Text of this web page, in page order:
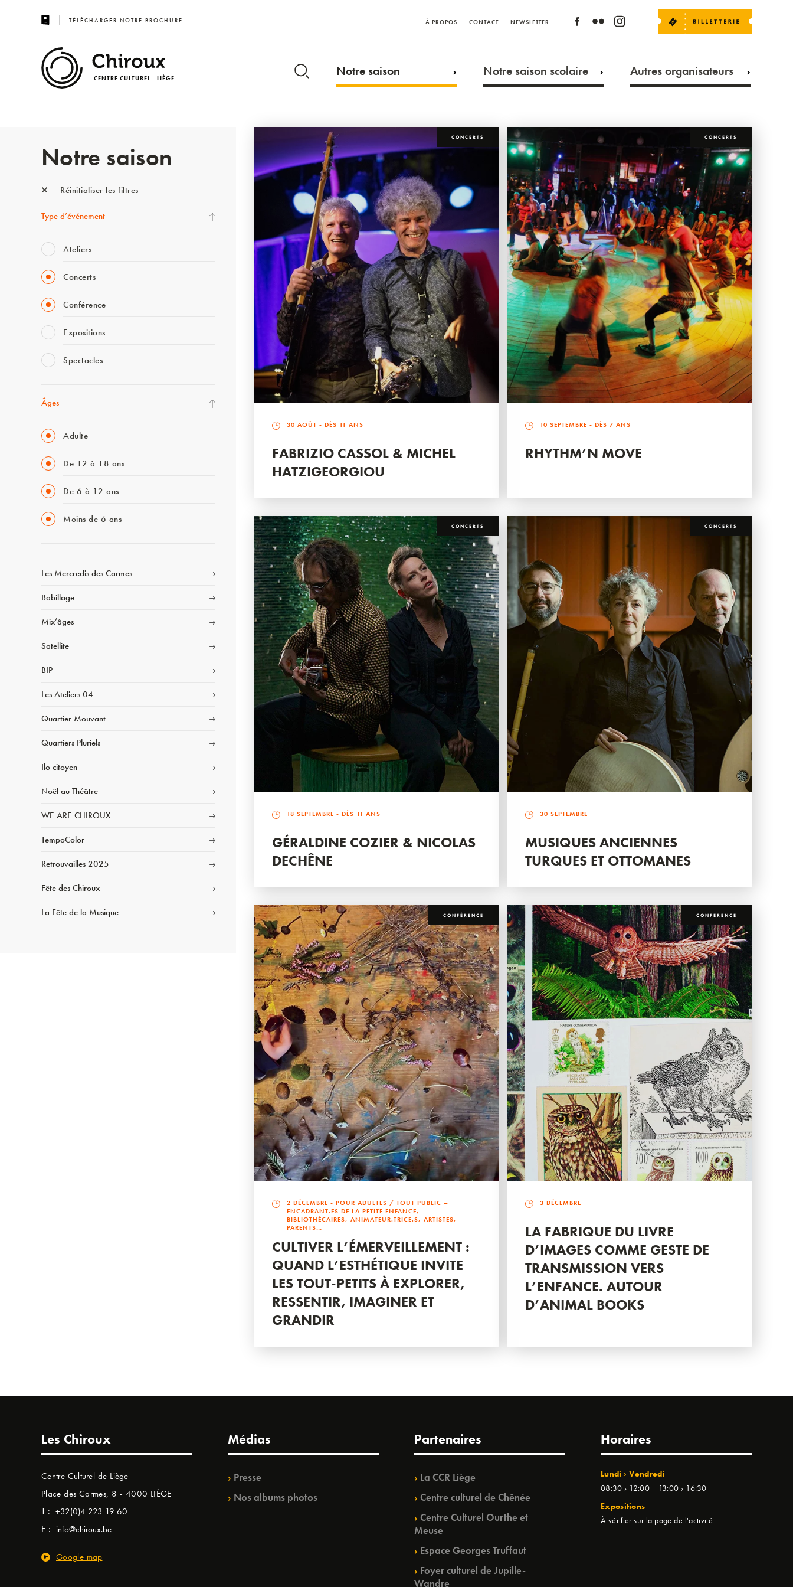
TÉLÉCHARGER NOTRE BROCHURE À PROPOS CONTACT NEWSLETTER
CENTRE CULTUREL - LIÈGE Notre saison Notre saison scolaire Autres organisateurs
Notre saison
Réinitialiser les filtres
Type d’événement
Ateliers
Concerts
Conférence
Expositions
Spectacles
Âges
Adulte
De 12 à 18 ans
De 6 à 12 ans
Moins de 6 ans
Les Mercredis des Carmes
Babillage
Mix’âges
Satellite
BIP
Les Ateliers 04
Quartier Mouvant
Quartiers Pluriels
Ilo citoyen
Noël au Théâtre
WE ARE CHIROUX
TempoColor
Retrouvailles 2025
Fête des Chiroux
La Fête de la Musique
CONCERTS
30 AOÛT - DÈS 11 ANS
FABRIZIO CASSOL & MICHEL
HATZIGEORGIOU
CONCERTS
10 SEPTEMBRE - DÈS 7 ANS
RHYTHM’N MOVE
CONCERTS
18 SEPTEMBRE - DÈS 11 ANS
GÉRALDINE COZIER & NICOLAS
DECHÊNE
CONCERTS
30 SEPTEMBRE
MUSIQUES ANCIENNES
TURQUES ET OTTOMANES
CONFÉRENCE
2 DÉCEMBRE - POUR ADULTES / TOUT PUBLIC –
ENCADRANT.ES DE LA PETITE ENFANCE,
BIBLIOTHÉCAIRES, ANIMATEUR.TRICE.S, ARTISTES,
PARENTS…
CULTIVER L’ÉMERVEILLEMENT :
QUAND L’ESTHÉTIQUE INVITE
LES TOUT-PETITS À EXPLORER,
RESSENTIR, IMAGINER ET
GRANDIR
CONFÉRENCE
3 DÉCEMBRE
LA FABRIQUE DU LIVRE
D’IMAGES COMME GESTE DE
TRANSMISSION VERS
L’ENFANCE. AUTOUR
D’ANIMAL BOOKS
Les Chiroux
Centre Culturel de Liège
Place des Carmes, 8 - 4000 LIÈGE
T : +32(0)4 223 19 60
E : info@chiroux.be
Google map
Médias
Presse
Nos albums photos
Partenaires
La CCR Liège
Centre culturel de Chênée
Centre Culturel Ourthe et
Meuse
Espace Georges Truffaut
Foyer culturel de Jupille-
Wandre
Horaires
Lundi › Vendredi
08:30 › 12:00 | 13:00 › 16:30
Expositions
À vérifier sur la page de l'activité